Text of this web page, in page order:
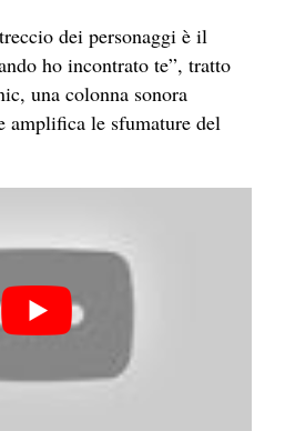
dei personaggi è il
ho incontrato te”, tratto
una colonna sonora
amplifica le sfumature del